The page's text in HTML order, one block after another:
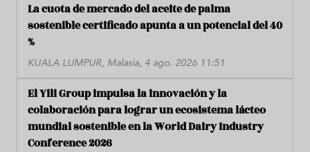
La cuota de mercado del aceite de palma
sostenible certificado apunta a un potencial del 40
%
KUALA LUMPUR, Malasia, 4 ago. 2026 11:51
El Yili Group impulsa la innovación y la
colaboración para lograr un ecosistema lácteo
mundial sostenible en la World Dairy Industry
Conference 2026